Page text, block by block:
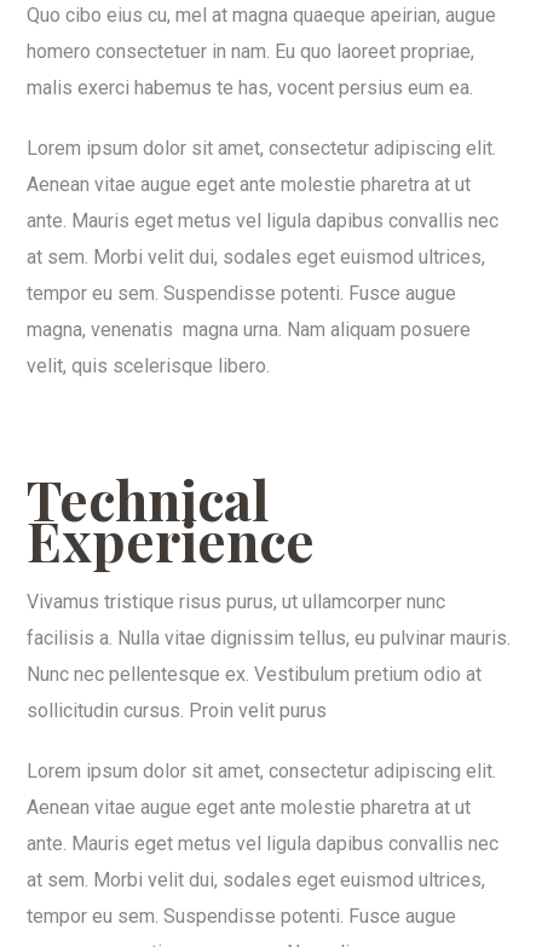
Quo cibo eius cu, mel at magna quaeque apeirian, augue
homero consectetuer in nam. Eu quo laoreet propriae,
malis exerci habemus te has, vocent persius eum ea.
Lorem ipsum dolor sit amet, consectetur adipiscing elit.
Aenean vitae augue eget ante molestie pharetra at ut
ante. Mauris eget metus vel ligula dapibus convallis nec
at sem. Morbi velit dui, sodales eget euismod ultrices,
tempor eu sem. Suspendisse potenti. Fusce augue
magna, venenatis magna urna. Nam aliquam posuere
velit, quis scelerisque libero.
Technical
Experience
Vivamus tristique risus purus, ut ullamcorper nunc
facilisis a. Nulla vitae dignissim tellus, eu pulvinar mauris.
Nunc nec pellentesque ex. Vestibulum pretium odio at
sollicitudin cursus. Proin velit purus
Lorem ipsum dolor sit amet, consectetur adipiscing elit.
Aenean vitae augue eget ante molestie pharetra at ut
ante. Mauris eget metus vel ligula dapibus convallis nec
at sem. Morbi velit dui, sodales eget euismod ultrices,
tempor eu sem. Suspendisse potenti. Fusce augue